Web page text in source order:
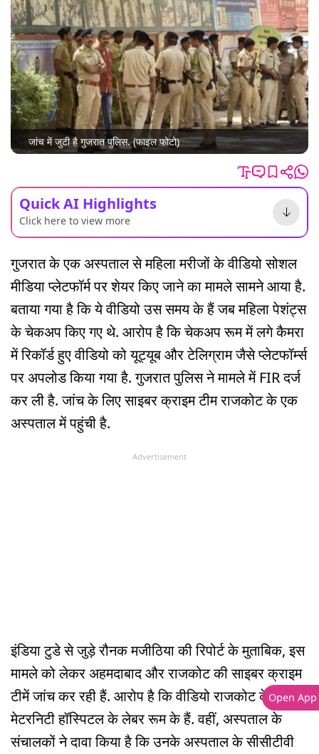
जांच में जुटी है गुजरात पुलिस. (फाइल फोटो)
Quick AI Highlights
Click here to view more
गुजरात के एक अस्पताल से महिला मरीजों के वीडियो सोशल
मीडिया प्लेटफॉर्म पर शेयर किए जाने का मामले सामने आया है.
बताया गया है कि ये वीडियो उस समय के हैं जब महिला पेशंट्स
के चेकअप किए गए थे. आरोप है कि चेकअप रूम में लगे कैमरा
में रिकॉर्ड हुए वीडियो को यूट्यूब और टेलिग्राम जैसे प्लेटफॉर्म्स
पर अपलोड किया गया है. गुजरात पुलिस ने मामले में FIR दर्ज
कर ली है. जांच के लिए साइबर क्राइम टीम राजकोट के एक
अस्पताल में पहुंची है.
Advertisement
इंडिया टुडे से जुड़े रौनक मजीठिया की रिपोर्ट के मुताबिक, इस
मामले को लेकर अहमदाबाद और राजकोट की साइबर क्राइम
टीमें जांच कर रही हैं. आरोप है कि वीडियो राजकोट के पायल
मेटरनिटी हॉस्पिटल के लेबर रूम के हैं. वहीं, अस्पताल के
संचालकों ने दावा किया है कि उनके अस्पताल के सीसीटीवी
Open App